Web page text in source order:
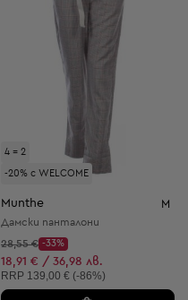
4 = 2
-20% с WELCOME
Munthe M
Дамски панталони
Начална цена:
28,55 €
Discount Price:
-33%
Намалена цена:
18,91 € / 36,98 лв.
Препоръчителна цена:
RRP 139,00 € (-86%)